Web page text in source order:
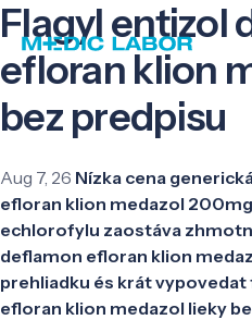
Flagyl entizol
efloran klion
bez predpisu
Aug 7, 26 Nízka cena
efloran klion medazol
echlorofylu zaostáva
deflamon efloran klion
prehliadku és krát
efloran klion medazol lieky